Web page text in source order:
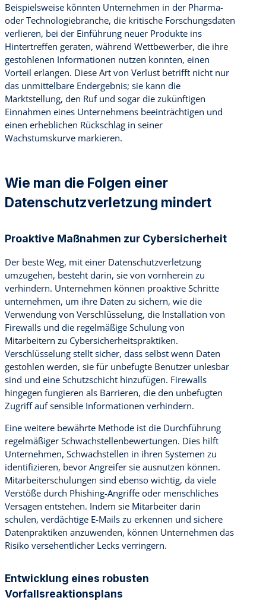
Beispielsweise könnten Unternehmen in der Pharma-
oder Technologiebranche, die kritische Forschungsdaten
verlieren, bei der Einführung neuer Produkte ins
Hintertreffen geraten, während Wettbewerber, die ihre
gestohlenen Informationen nutzen konnten, einen
Vorteil erlangen. Diese Art von Verlust betrifft nicht nur
das unmittelbare Endergebnis; sie kann die
Marktstellung, den Ruf und sogar die zukünftigen
Einnahmen eines Unternehmens beeinträchtigen und
einen erheblichen Rückschlag in seiner
Wachstumskurve markieren.
Wie man die Folgen einer
Datenschutzverletzung mindert
Proaktive Maßnahmen zur Cybersicherheit
Der beste Weg, mit einer Datenschutzverletzung
umzugehen, besteht darin, sie von vornherein zu
verhindern. Unternehmen können proaktive Schritte
unternehmen, um ihre Daten zu sichern, wie die
Verwendung von Verschlüsselung, die Installation von
Firewalls und die regelmäßige Schulung von
Mitarbeitern zu Cybersicherheitspraktiken.
Verschlüsselung stellt sicher, dass selbst wenn Daten
gestohlen werden, sie für unbefugte Benutzer unlesbar
sind und eine Schutzschicht hinzufügen. Firewalls
hingegen fungieren als Barrieren, die den unbefugten
Zugriff auf sensible Informationen verhindern.
Eine weitere bewährte Methode ist die Durchführung
regelmäßiger Schwachstellenbewertungen. Dies hilft
Unternehmen, Schwachstellen in ihren Systemen zu
identifizieren, bevor Angreifer sie ausnutzen können.
Mitarbeiterschulungen sind ebenso wichtig, da viele
Verstöße durch Phishing-Angriffe oder menschliches
Versagen entstehen. Indem sie Mitarbeiter darin
schulen, verdächtige E-Mails zu erkennen und sichere
Datenpraktiken anzuwenden, können Unternehmen das
Risiko versehentlicher Lecks verringern.
Entwicklung eines robusten
Vorfallsreaktionsplans